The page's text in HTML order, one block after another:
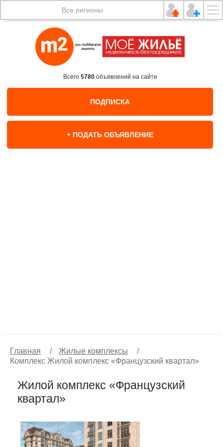
Все регионы
Всего 5780объявлений на сайте
ПОДПИСКА
+ ПОДАТЬ ОБЪЯВЛЕНИЕ
Главная / Жилые комплексы
/
Комплекс Жилой комплекс «Французский квартал»
Жилой комплекс «Французский
квартал»